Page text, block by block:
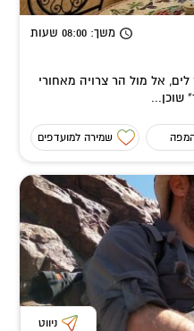
משך: 08:00 שעות
אל מול הר צרויה מאחורי
שוכן...
שמירה למועדפים
ניווט